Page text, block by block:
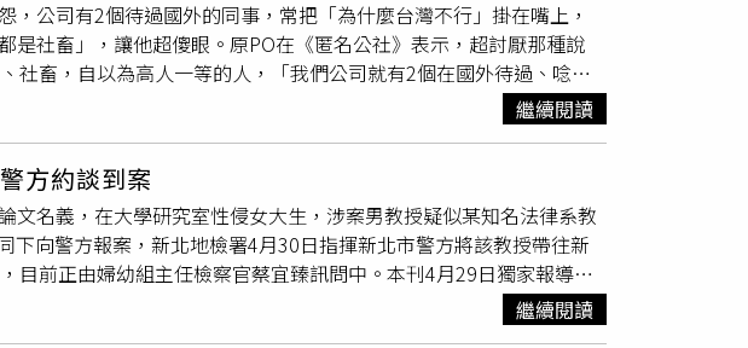
位，他還是很努力的做這份工作，後來變成了區經理。他在天母鬧
也是覺得在家沒事，出來體驗生活」、「撿垃圾的阿婆身價都好幾
信真的有外送員是你說的這樣，但我不信發文的你是這樣的人」。
實粉絲也紛紛在社群平台留言表示，「最期待看到吳映潔（鬼鬼）
於外界熱烈討論的卡司名單，好看娛樂則保持神秘態度，僅表示：
第五季的精彩內容。」這番回應更加吊足粉絲胃口。《嗨！營業中》
，當晚10:00於Netflix上架，並於3月30日起，週日晚上8:00在八大
公司有2個待過國外的同事，常把「為什麼台灣不行」掛在嘴上，
是社畜」，讓他超傻眼。原PO在《匿名公社》表示，超討厭那種說
社畜，自以為高人一等的人，「我們公司就有2個在國外待過、唸書
加工的，規定上班就是不能碰酒精飲料，上至主管下到生產線都不
麼不行」，連吃飯也是，不填假卡就跑出去買飯，晚回來也一副沒事
不只如此，2人還會酸他們「老闆的狗」、「台灣人到處都是社
水，沒有誰比較厲害，好意思罵我們社畜，他們不也一樣，且平常2
」貼文一出引起討論，不少人紛紛留言「嘴賤，看來是沒本事的」、
的，只能爬回來耀武揚威」。
繼續閱讀
方約談到案
文名義，在大學研究室性侵女大生，涉案男教授疑似某知名法律系教
向警方報案，新北地檢署4月30日指揮新北市警方將該教授帶往新
目前正由婦幼組主任檢察官蔡宜臻訊問中。本刊4月29日獨家報導本
別想誣賴在我身上」。校方為避免教授再與被害女大生接觸，或是引
迴避，後續將由性平會依法處理，另已依據當事人意願，彈性調整學
繼續閱讀